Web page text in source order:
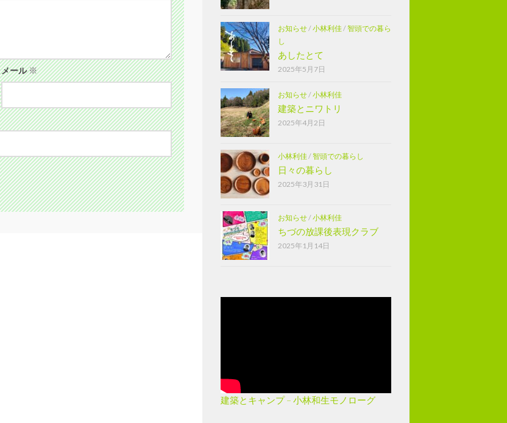
メール※
お知らせ/小林利佳/智頭での暮ら
し
あしたとて
2025年5月7日
お知らせ/小林利佳
建築とニワトリ
2025年4月2日
小林利佳/智頭での暮らし
日々の暮らし
2025年3月31日
お知らせ/小林利佳
ちづの放課後表現クラブ
2025年1月14日
建築とキャンプ – 小林和生モノローグ